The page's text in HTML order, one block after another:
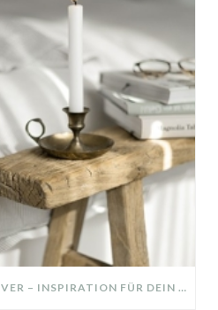
SCHLAFZIMMER MAKEOVER – INSPIRATION FÜR DEIN SCHLAFZIMMER: AUS ALT MACH NEU – HELL, GEMÜTLICH UND EINLADEND